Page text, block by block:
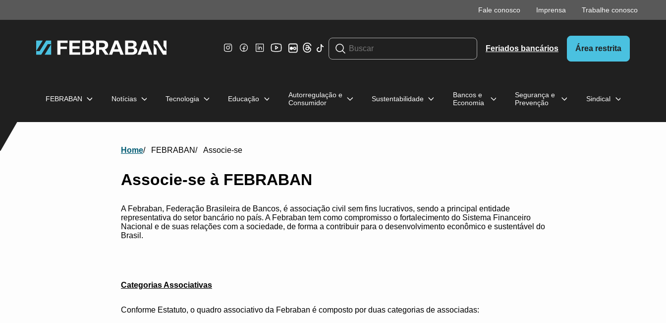
Fale conosco Imprensa Trabalhe conosco
Feriados bancários Área restrita
FEBRABAN Notícias Tecnologia Educação
Autorregulação e
Consumidor
Sustentabilidade
Bancos e
Economia
Segurança e
Prevenção
Sindical
Home FEBRABAN Associe-se
Associe-se à FEBRABAN
A Febraban, Federação Brasileira de Bancos, é associação civil sem fins lucrativos, sendo a principal entidade
representativa do setor bancário no país. A Febraban tem como compromisso o fortalecimento do Sistema Financeiro
Nacional e de suas relações com a sociedade, de forma a contribuir para o desenvolvimento econômico e sustentável do
Brasil.
Categorias Associativas
Conforme Estatuto, o quadro associativo da Febraban é composto por duas categorias de associadas: